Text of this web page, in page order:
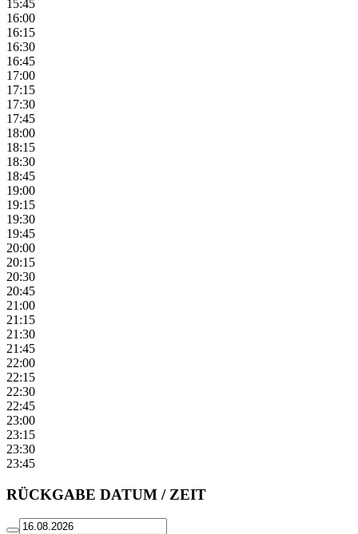
15:45
16:00
16:15
16:30
16:45
17:00
17:15
17:30
17:45
18:00
18:15
18:30
18:45
19:00
19:15
19:30
19:45
20:00
20:15
20:30
20:45
21:00
21:15
21:30
21:45
22:00
22:15
22:30
22:45
23:00
23:15
23:30
23:45
RÜCKGABE DATUM / ZEIT